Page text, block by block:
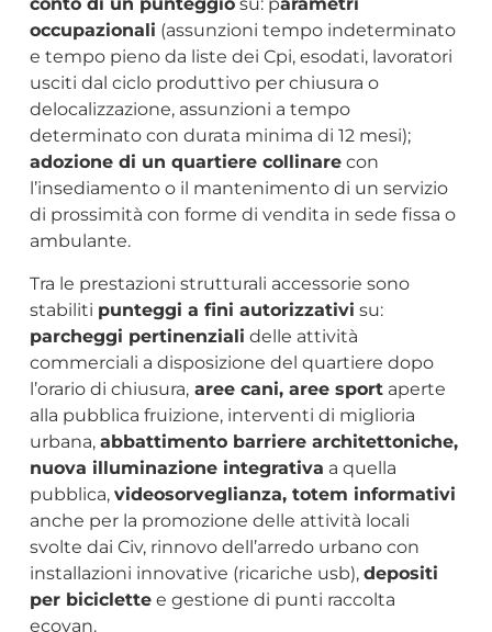
occupazionali (assunzioni tempo indeterminato
e tempo pieno da liste dei Cpi, esodati, lavoratori
usciti dal ciclo produttivo per chiusura o
delocalizzazione, assunzioni a tempo
determinato con durata minima di 12 mesi);
adozione di un quartiere collinarecon
l’insediamento o il mantenimento di un servizio
di prossimità con forme di vendita in sede fissa o
ambulante.
Tra le prestazioni strutturali accessorie sono
stabiliti punteggi a fini autorizzativi su:
parcheggi pertinenziali delle attività
commerciali a disposizione del quartiere dopo
l’orario di chiusura,aree cani, aree sportaperte
alla pubblica fruizione, interventi di miglioria
urbana, abbattimento barriere architettoniche,
nuova illuminazione integrativa a quella
pubblica, videosorveglianza, totem informativi
anche per la promozione delle attività locali
svolte dai Civ, rinnovo dell’arredo urbano con
installazioni innovative (ricariche usb), depositi
per biciclettee gestione di punti raccolta
ecovan.